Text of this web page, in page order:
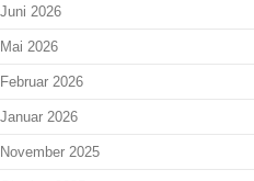
Juni 2026
Mai 2026
Februar 2026
Januar 2026
November 2025